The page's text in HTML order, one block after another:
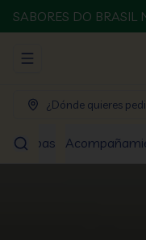
SABORES DO BRASIL
Abrir menu de
¿Dónde quieres
Sopas